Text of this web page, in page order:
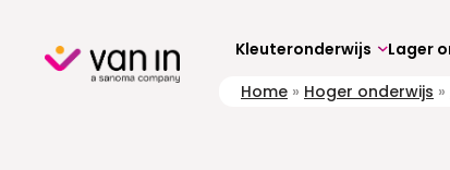
content Kleuteronderwijs Lager
Home » Hoger onderwijs »